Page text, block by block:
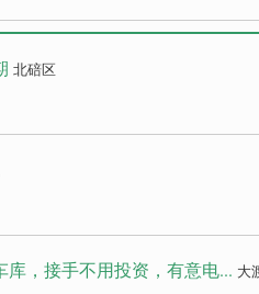
北碚区
，接手不用投资，有意电... 大